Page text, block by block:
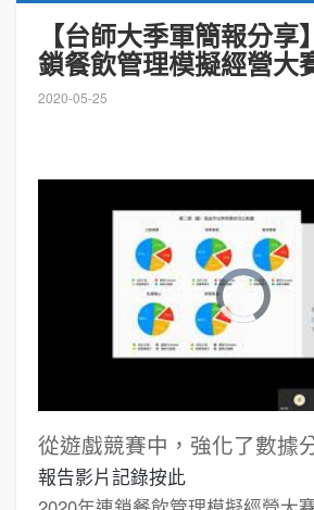
【台師大季軍簡報分享
鎖餐飲管理模擬經營大
2020-05-25
從遊戲競賽中，強化了數據
報告影片記錄按此